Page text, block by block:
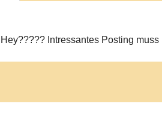
Hey????? Intressantes Posting